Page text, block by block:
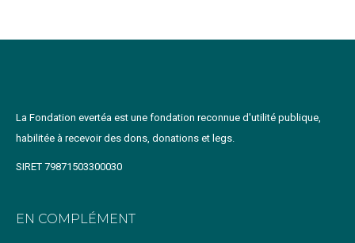
La Fondation evertéa est une fondation reconnue d'utilité publique,
habilitée à recevoir des dons, donations et legs.
SIRET 79871503300030
EN COMPLÉMENT